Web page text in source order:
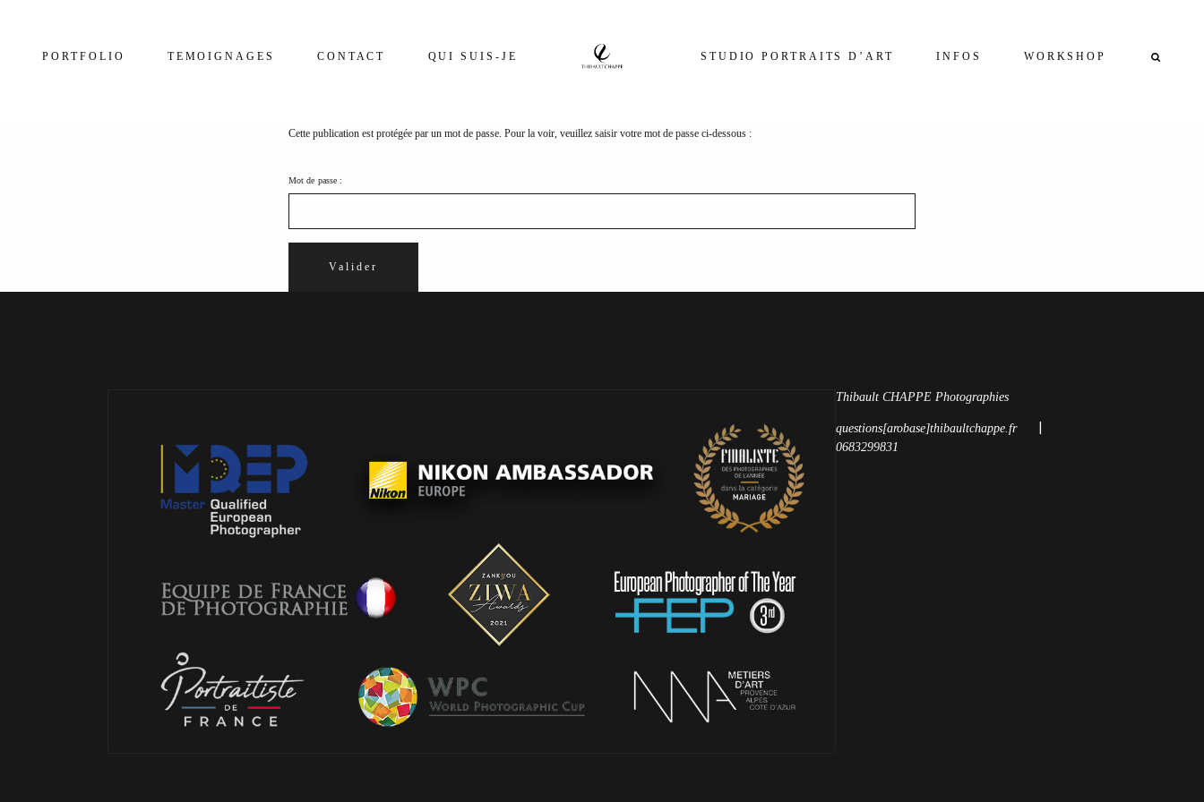
PORTFOLIO
QUI SUIS-JE
STUDIO PORTRAITS D’ART
WORKSHOP
PORTFOLIO TEMOIGNAGES CONTACT QUI SUIS-JE STUDIO PORTRAITS D’ART INFOS WORKSHOP
Cette publication est protégée par un mot de passe. Pour la voir, veuillez saisir votre mot de passe ci-dessous :
Mot de passe :
Thibault CHAPPE Photographies
questions[arobase]thibaultchappe.fr |
0683299831